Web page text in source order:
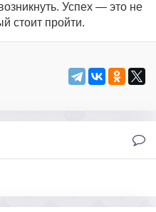
Успех — это не
стоит пройти.